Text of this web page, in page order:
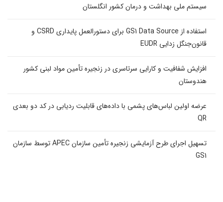
سیستم ملی بهداشت و درمان کشور انگلستان
استفاده از GS1 Data Source برای دستورالعمل پایداری CSRD و
قانون‌جنگل زدایی EUDR
افزایش شفافیت و کارایی سرتاسری در زنجیره تأمین مواد لبنی کشور
هندوستان
عرضه اولین لباس‌های پشمی با داده‌های قابلیت ردیابی در کد دو بعدی
QR
تسهیل اجرای طرح آزمایشی زنجیره تأمین سازمان APEC توسط سازمان
GS1